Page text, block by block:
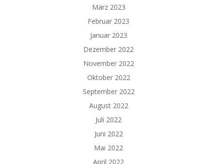
März 2023
Februar 2023
Januar 2023
Dezember 2022
November 2022
Oktober 2022
September 2022
August 2022
Juli 2022
Juni 2022
Mai 2022
April 2022